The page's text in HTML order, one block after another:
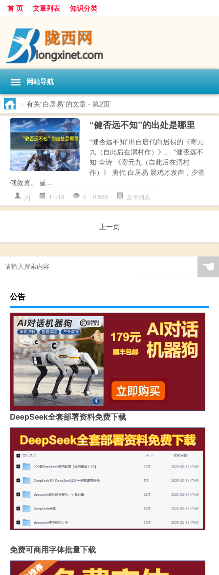
首 页 文章列表 知识分类
网站导航
> 有关“白居易”的文章 - 第2页
“健否远不知”的出处是哪里
“健否远不知”出自唐代白居易的《寄元
九（自此后在渭村作）》。 “健否远不
知”全诗 《寄元九（自此后在渭村
作）》 唐代 白居易 晨鸡才发声，夕雀
俄敛冀。 昼...
jzj 11-18 0 560 文章列表
上一页
☚
公告
DeepSeek全套部署资料免费下载
免费可商用字体批量下载